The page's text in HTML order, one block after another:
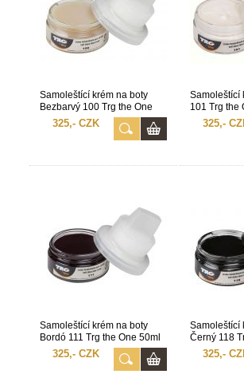
Samoleštící krém na boty
Bezbarvý 100 Trg the One
50ml325,- CZK
Samoleštící
101 Trg the
325,-
Samoleštící krém na boty
Bordó 111 Trg the One 50ml
325,- CZK
Samoleštící
Černý 118
325,-